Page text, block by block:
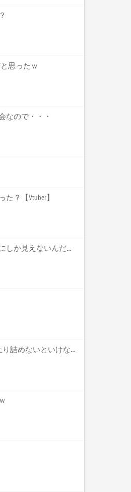
思ったｗ
なので・・・
？【Vtuber】
ホロライブ【かかげ】これ正直桐生会利用した乞食行為にしか見えないんだがいいのかこれ かかげって直接関わりがあるわけじゃないだろ【Vtuber】
【疑問】バイク乗り特有の最終的に大型(ハーレー)まで上り詰めないといけない風潮←これ